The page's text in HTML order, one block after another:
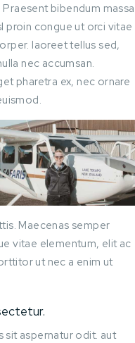
bibendum massa
proin congue ut orci vitae
laoreet tellus sed,
nec accumsan.
pharetra ex, nec ornare
Maecenas semper
vitae elementum, elit ac
ut nec a enim ut
sit aspernatur odit. aut